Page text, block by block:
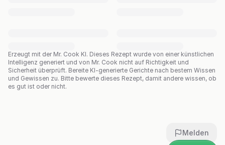
Erzeugt mit der Mr. Cook KI. Dieses Rezept wurde von einer künstlichen
Intelligenz generiert und von Mr. Cook nicht auf Richtigkeit und
Sicherheit überprüft. Bereite KI-generierte Gerichte nach bestem Wissen
und Gewissen zu. Bitte bewerte dieses Rezept, damit andere wissen, ob
es gut ist oder nicht.
Melden